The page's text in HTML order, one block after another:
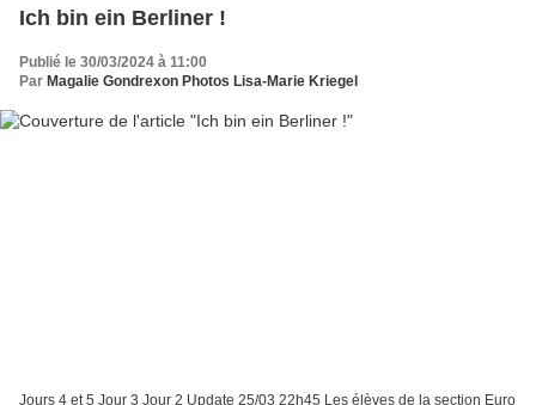
Ich bin ein Berliner !
Publié le 30/03/2024 à 11:00
Par Magalie Gondrexon Photos Lisa-Marie Kriegel
Jours 4 et 5 Jour 3 Jour 2 Update 25/03 22h45 Les élèves de la section Euro